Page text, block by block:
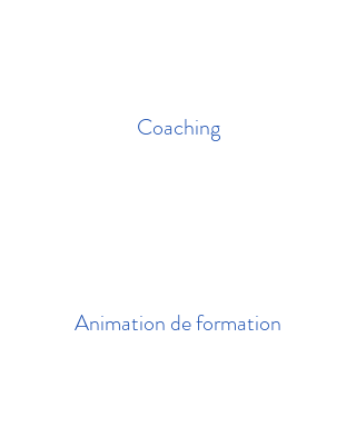
Coaching
Animation de formation